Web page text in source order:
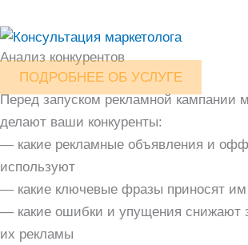
Анализ конкурентов
ПОДРОБНЕЕ ОБ УСЛУГЕ
Перед запуском рекламной кампании
делают ваши конкуренты:
— какие рекламные объявления и
используют
— какие ключевые фразы приносят им
— какие ошибки и упущения снижают
их рекламы